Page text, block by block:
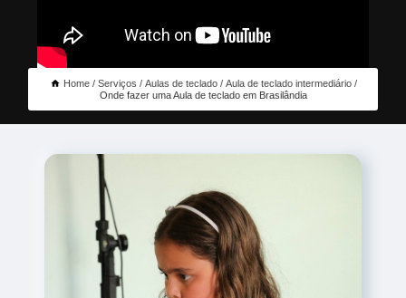
Home Serviços Aulas de teclado
Aula de teclado intermediário
Onde fazer uma Aula de teclado em Brasilândia